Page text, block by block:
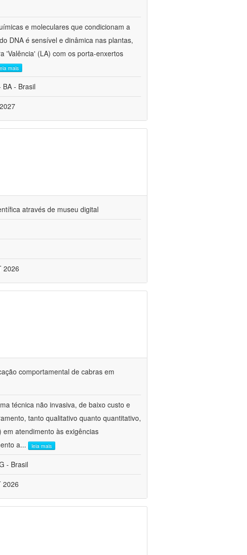
e moleculares que condicionam a
DNA é sensível e dinâmica nas plantas,
'Valência' (LA) com os porta-enxertos
mais
- Brasil
através de museu digital
2026
comportamental de cabras em
técnica não invasiva, de baixo custo e
tanto qualitativo quanto quantitativo,
atendimento às exigências
a... leia mais
- Brasil
2026